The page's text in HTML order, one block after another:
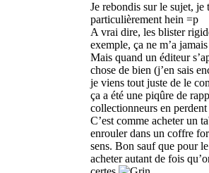
Je rebondis sur le sujet, je
particulièrement hein =p
A vrai dire, les blister
exemple, ça ne m’a
Mais quand un éditeur
chose de bien (j’en sais
je viens tout juste de le
ça a été une piqûre de
collectionneurs en
C’est comme acheter un
enrouler dans un coffre
sens. Bon sauf que pour
acheter autant de fois